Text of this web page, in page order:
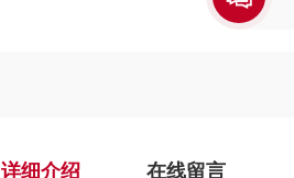
详细介绍 在线留言